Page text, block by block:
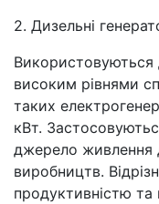
2. Дизельні
Використовуються
високим рівнями
таких
кВт.
джерело живлення
виробництв.
продуктивністю та